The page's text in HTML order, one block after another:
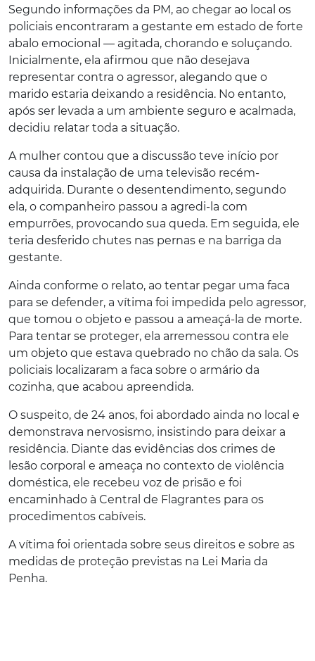
Segundo informações da PM, ao chegar ao local os
policiais encontraram a gestante em estado de forte
abalo emocional — agitada, chorando e soluçando.
Inicialmente, ela afirmou que não desejava
representar contra o agressor, alegando que o
marido estaria deixando a residência. No entanto,
após ser levada a um ambiente seguro e acalmada,
decidiu relatar toda a situação.
A mulher contou que a discussão teve início por
causa da instalação de uma televisão recém-
adquirida. Durante o desentendimento, segundo
ela, o companheiro passou a agredi-la com
empurrões, provocando sua queda. Em seguida, ele
teria desferido chutes nas pernas e na barriga da
gestante.
Ainda conforme o relato, ao tentar pegar uma faca
para se defender, a vítima foi impedida pelo agressor,
que tomou o objeto e passou a ameaçá-la de morte.
Para tentar se proteger, ela arremessou contra ele
um objeto que estava quebrado no chão da sala. Os
policiais localizaram a faca sobre o armário da
cozinha, que acabou apreendida.
O suspeito, de 24 anos, foi abordado ainda no local e
demonstrava nervosismo, insistindo para deixar a
residência. Diante das evidências dos crimes de
lesão corporal e ameaça no contexto de violência
doméstica, ele recebeu voz de prisão e foi
encaminhado à Central de Flagrantes para os
procedimentos cabíveis.
A vítima foi orientada sobre seus direitos e sobre as
medidas de proteção previstas na Lei Maria da
Penha.